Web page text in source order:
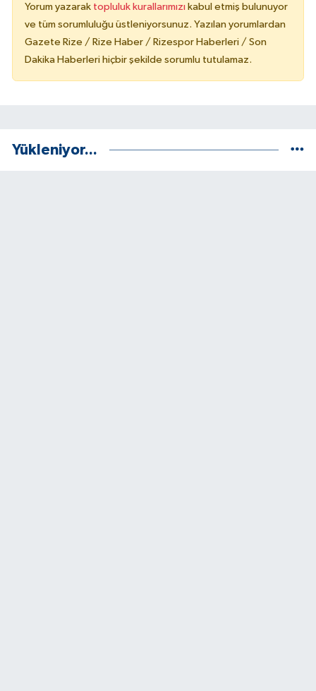
Yorum yazarak topluluk kurallarımızı kabul etmiş bulunuyor
ve tüm sorumluluğu üstleniyorsunuz. Yazılan yorumlardan
Gazete Rize / Rize Haber / Rizespor Haberleri / Son
Dakika Haberleri hiçbir şekilde sorumlu tutulamaz.
Yükleniyor...